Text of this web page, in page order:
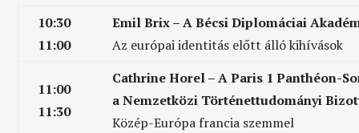
10:30
11:00
Emil Brix – A Bécsi Diplomáciai
Az európai identitás előtt álló kihívások
11:00
11:30
Cathrine Horel – A Paris 1 Panthéon-
a Nemzetközi Történettudományi
Közép-Európa francia szemmel